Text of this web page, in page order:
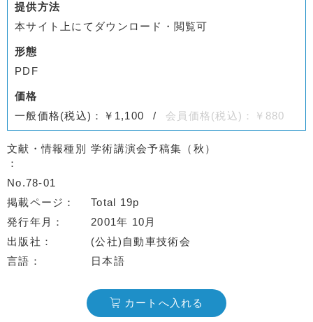
提供方法
本サイト上にてダウンロード・閲覧可
形態
PDF
価格
一般価格(税込)：￥1,100
会員価格(税込)：￥880
文献・情報種別 学術講演会予稿集（秋）
No.78-01
掲載ページ
Total 19p
発行年月
2001年 10月
出版社
(公社)自動車技術会
言語
日本語
カートへ入れる